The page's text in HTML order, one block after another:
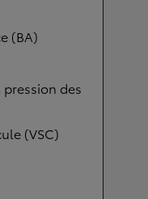
(BA)
des
(VSC)